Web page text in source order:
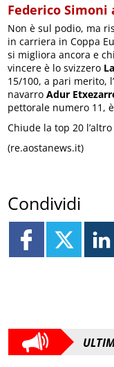
Federico Simoni
Non è sul podio, ma
in carriera in Coppa
si migliora ancora e
vincere è lo svizzero
15/100, a pari merito,
navarroAdur
pettorale numero 11,
Chiude la top 20
(re.aostanews.it)
Condividi